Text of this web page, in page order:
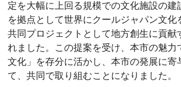
定を大幅に上回る規模での文化施設の建
を拠点として世界にクールジャパン文化
共同プロジェクトとして地方創生に貢献
れました。この提案を受け、本市の魅力
文化」を存分に活かし、本市の発展に寄
て、共同で取り組むことになりました。